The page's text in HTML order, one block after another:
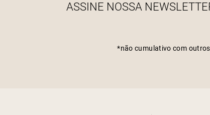
ASSINE NOSSA
*não cumulativo com